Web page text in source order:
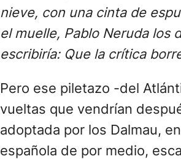
nieve, con una cinta de
el muelle, Pablo Neruda los
escribiría: Que la crítica
Pero ese piletazo -del
vueltas que vendrían
adoptada por los Dalmau,
española de por medio,